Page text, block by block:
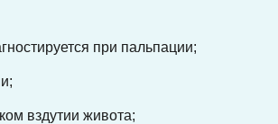
при пальпации;
вздутии живота;